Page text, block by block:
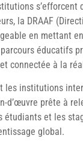
la DRAAF
en mettant
éducatifs
connectée à la
les institutions
d’œuvre prête à
et les
global.